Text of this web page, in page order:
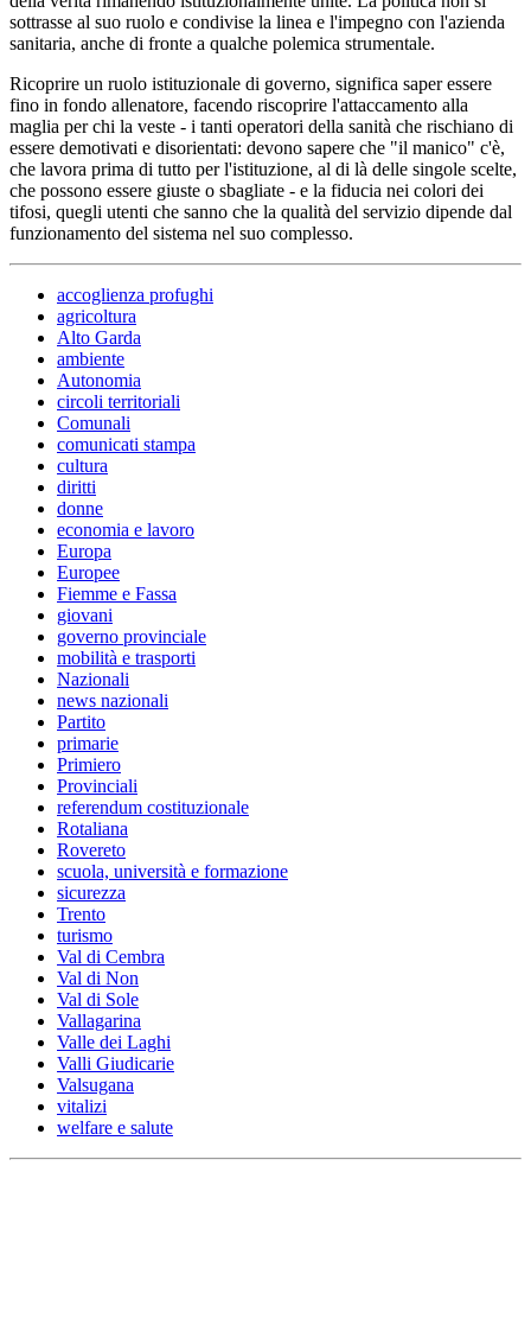
sottrasse al suo ruolo e condivise la linea e l'impegno con l'azienda
sanitaria, anche di fronte a qualche polemica strumentale.
Ricoprire un ruolo istituzionale di governo, significa saper essere
fino in fondo allenatore, facendo riscoprire l'attaccamento alla
maglia per chi la veste - i tanti operatori della sanità che rischiano di
essere demotivati e disorientati: devono sapere che "il manico" c'è,
che lavora prima di tutto per l'istituzione, al di là delle singole scelte,
che possono essere giuste o sbagliate - e la fiducia nei colori dei
tifosi, quegli utenti che sanno che la qualità del servizio dipende dal
funzionamento del sistema nel suo complesso.
accoglienza profughi
agricoltura
Alto Garda
ambiente
Autonomia
circoli territoriali
Comunali
comunicati stampa
cultura
diritti
donne
economia e lavoro
Europa
Europee
Fiemme e Fassa
giovani
governo provinciale
mobilità e trasporti
Nazionali
news nazionali
Partito
primarie
Primiero
Provinciali
referendum costituzionale
Rotaliana
Rovereto
scuola, università e formazione
sicurezza
Trento
turismo
Val di Cembra
Val di Non
Val di Sole
Vallagarina
Valle dei Laghi
Valli Giudicarie
Valsugana
vitalizi
welfare e salute